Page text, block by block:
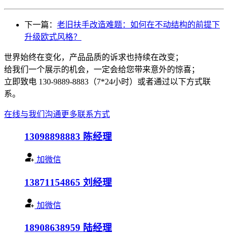
下一篇： 老旧扶手改造难题：如何在不动结构的前提下
升级欧式风格？
世界始终在变化，产品品质的诉求也持续在改变；
给我们一个展示的机会，一定会给您带来意外的惊喜；
立即致电 130-9889-8883（7*24小时）或者通过以下方式联
系。
在线与我们沟通更多联系方式
13098898883 陈经理
加微信
13871154865 刘经理
加微信
18908638959 陆经理